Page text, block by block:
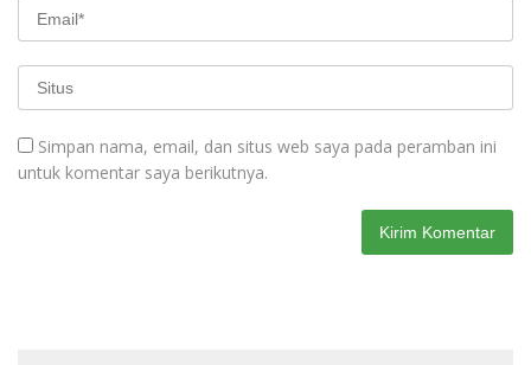
Simpan nama, email, dan situs web saya pada peramban ini
untuk komentar saya berikutnya.